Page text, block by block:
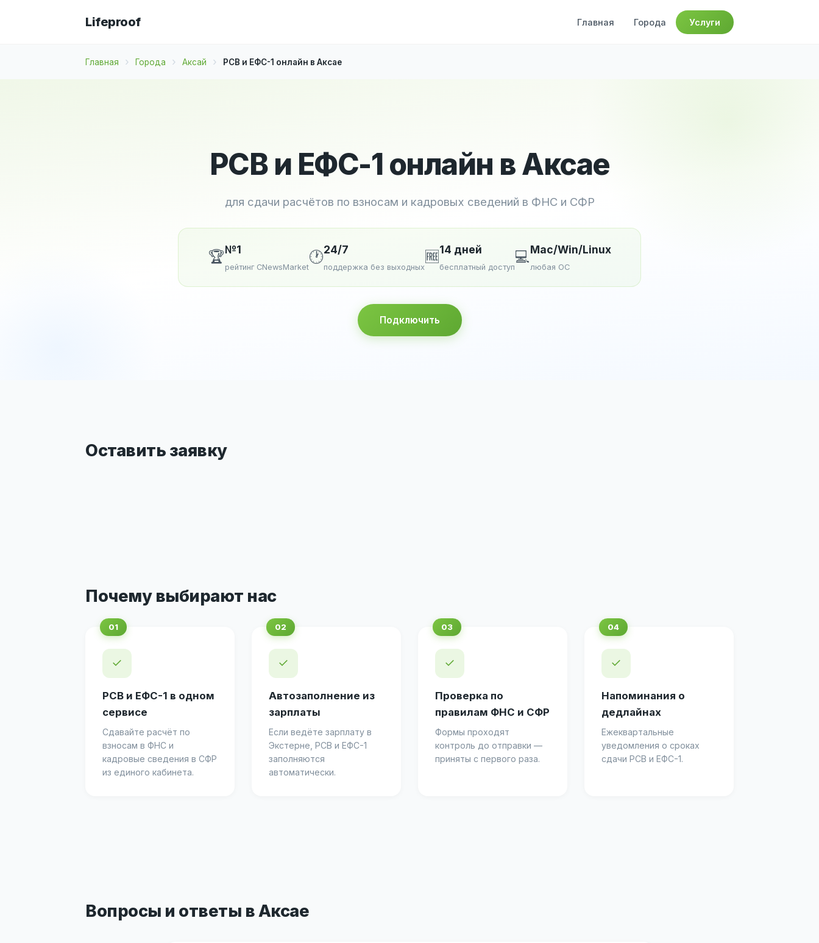
Lifeproof Главная Города Услуги
Главная Города Аксай РСВ и ЕФС-1 онлайн в Аксае
РСВ и ЕФС-1 онлайн в Аксае
для сдачи расчётов по взносам и кадровых сведений в ФНС и СФР
🏆№1
рейтинг CNewsMarket
🕐24/7
поддержка без выходных
🆓14 дней
бесплатный доступ
💻Mac/Win/Linux
любая ОС
Подключить
Оставить заявку
Почему выбирают нас
✓
РСВ и ЕФС-1 в одном
сервисе
Сдавайте расчёт по
взносам в ФНС и
кадровые сведения в СФР
из единого кабинета.
✓
Автозаполнение из
зарплаты
Если ведёте зарплату в
Экстерне, РСВ и ЕФС-1
заполняются
автоматически.
✓
Проверка по
правилам ФНС и СФР
Формы проходят
контроль до отправки —
приняты с первого раза.
✓
Напоминания о
дедлайнах
Ежеквартальные
уведомления о сроках
сдачи РСВ и ЕФС-1.
Вопросы и ответы в Аксае